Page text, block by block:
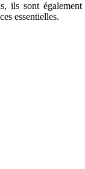
ils sont
essentielles.